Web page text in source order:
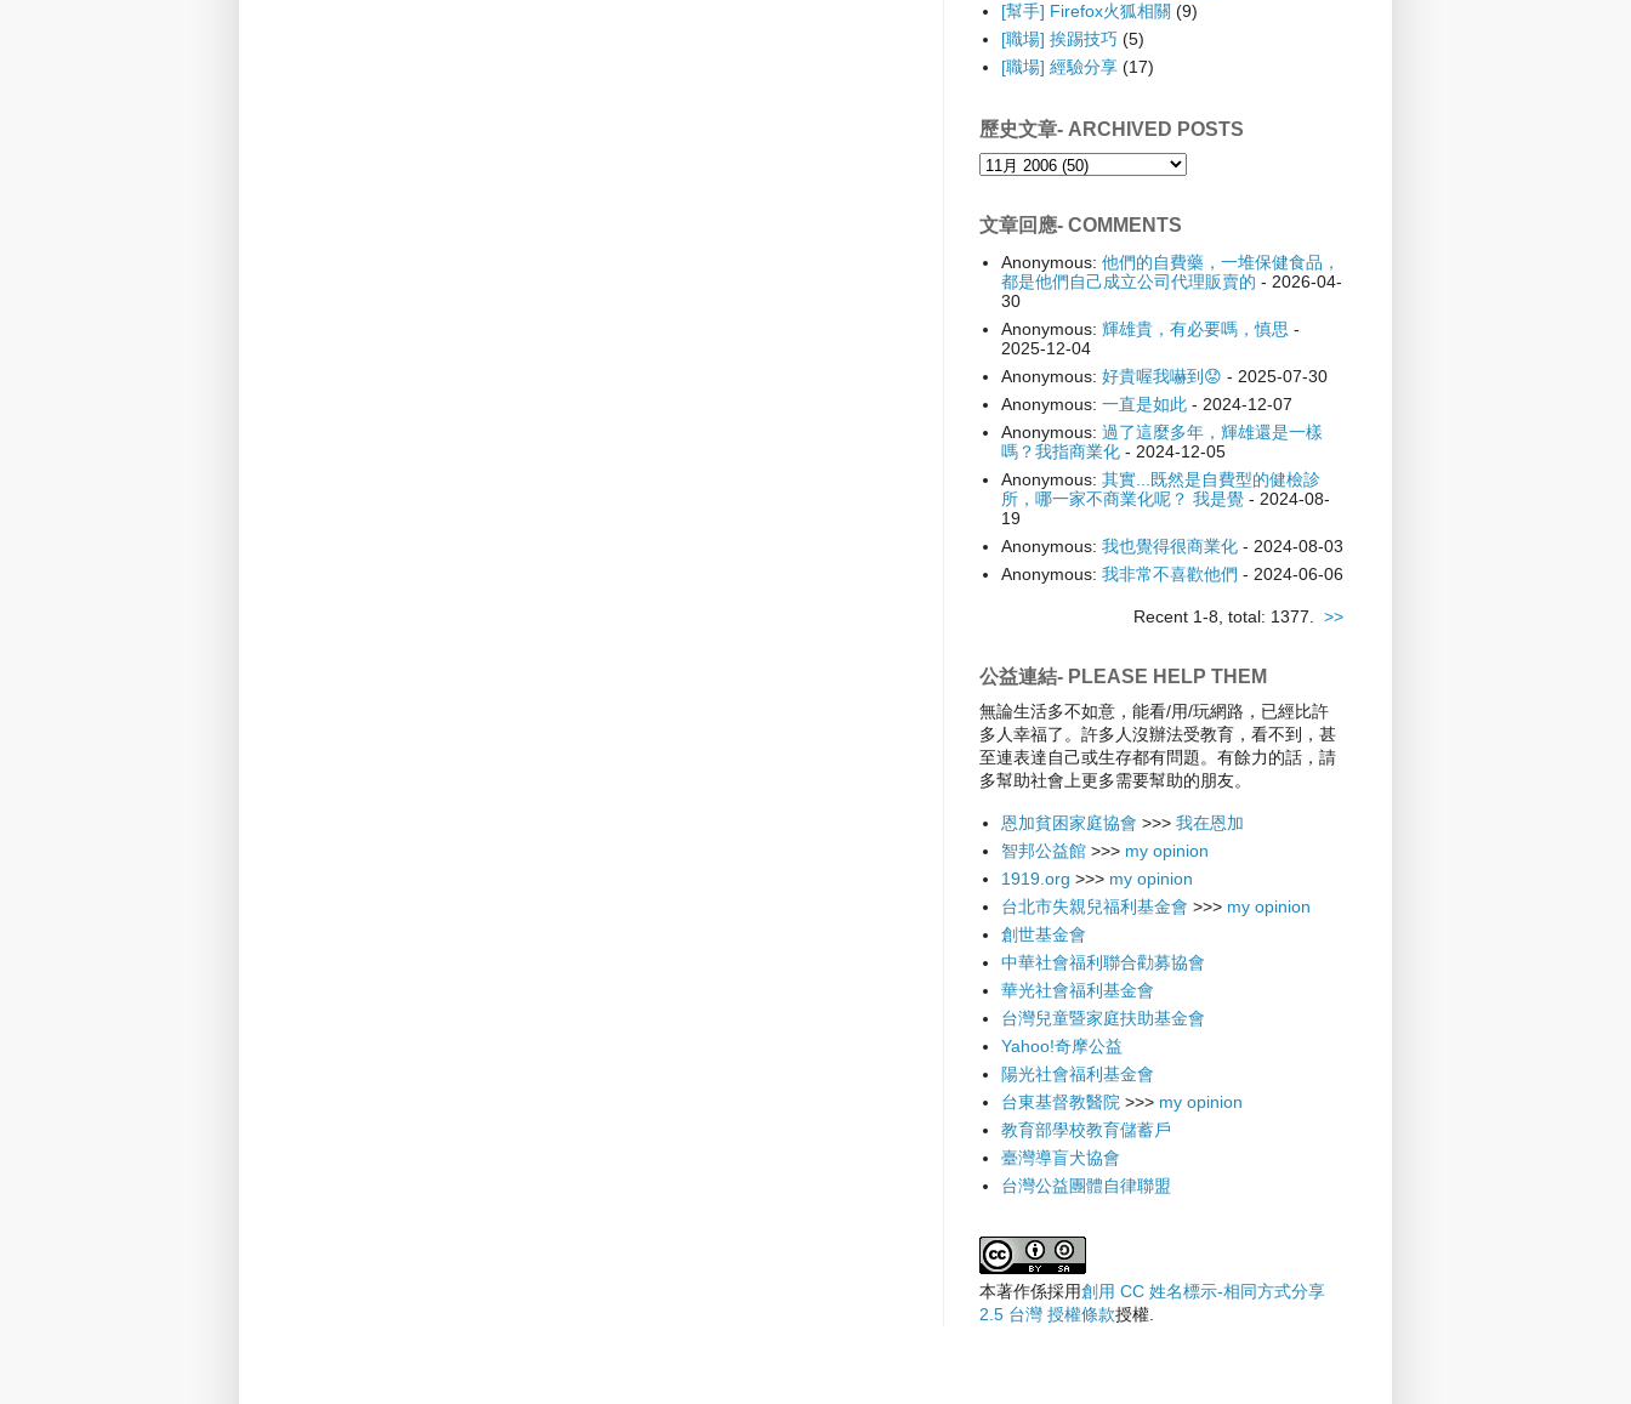
[幫手] Firefox火狐相關 (9)
[職場] 挨踢技巧 (5)
[職場] 經驗分享 (17)
歷史文章- ARCHIVED POSTS
文章回應- COMMENTS
Anonymous: 他們的自費藥，一堆保健食品，
都是他們自己成立公司代理販賣的 - 2026-04-
30
Anonymous: 輝雄貴，有必要嗎，慎思 -
2025-12-04
Anonymous: 好貴喔我嚇到😟 - 2025-07-30
Anonymous: 一直是如此- 2024-12-07
Anonymous: 過了這麼多年，輝雄還是一樣
嗎？我指商業化- 2024-12-05
Anonymous: 其實...既然是自費型的健檢診
所，哪一家不商業化呢？ 我是覺- 2024-08-
19
Anonymous: 我也覺得很商業化- 2024-08-03
Anonymous: 我非常不喜歡他們 - 2024-06-06
Recent 1-8, total: 1377. >>
公益連結- PLEASE HELP THEM
無論生活多不如意，能看/用/玩網路，已經比許
多人幸福了。許多人沒辦法受教育，看不到，甚
至連表達自己或生存都有問題。有餘力的話，請
多幫助社會上更多需要幫助的朋友。
恩加貧困家庭協會 >>> 我在恩加
智邦公益館>>> my opinion
1919.org >>> my opinion
台北市失親兒福利基金會 >>> my opinion
創世基金會
中華社會福利聯合勸募協會
華光社會福利基金會
台灣兒童暨家庭扶助基金會
Yahoo!奇摩公益
陽光社會福利基金會
台東基督教醫院>>> my opinion
教育部學校教育儲蓄戶
臺灣導盲犬協會
台灣公益團體自律聯盟
本著作係採用創用 CC 姓名標示-相同方式分享
2.5 台灣 授權條款授權.